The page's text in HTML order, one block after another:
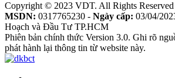
Copyright © 2023 VDT. All Rights Reserved
MSDN: 0317765230 - Ngày cấp: 03/04/
Hoạch và Đầu Tư TP.HCM
Phiên bản chính thức Version 3.0. Ghi rõ
phát hành lại thông tin từ website này.